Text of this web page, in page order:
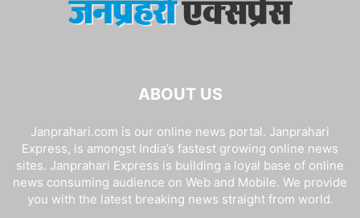
ABOUT US
Janprahari.com is our online news portal. Janprahari
Express, is amongst India’s fastest growing online news
sites. Janprahari Express is building a loyal base of online
news consuming audience on Web and Mobile. We provide
you with the latest breaking news straight from world.